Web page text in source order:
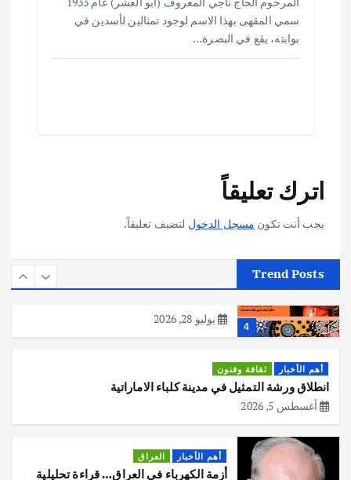
b
o
te
r
l
s
e
سمي المقهى بهذا الاسم لوجود تمثالين لأسدين في
بوابته، يقع في البصرة…
اترك تعليقاً
يجب أنت تكون مسجل الدخول لتضيف تعليقاً.
Trend Posts
أغسطس 3, 2026
هوي آن… مدينة الفوانيس وسحر التاريخ
4
عملية التعداد السكاني في11 من الشهر
يوليو 28, 2026
أهم الأخبار ثقافة وفنون
انطلاق ورشة التمثيل في مدينة كلباء الاماراتية
أغسطس 5, 2026
أهم الأخبار العراق
أزمة الكهرباء في العراق… قراءة تحليلية